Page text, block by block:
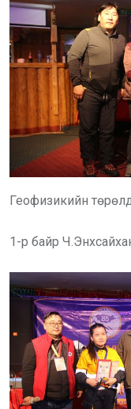
Геофизикийн
1-р байр